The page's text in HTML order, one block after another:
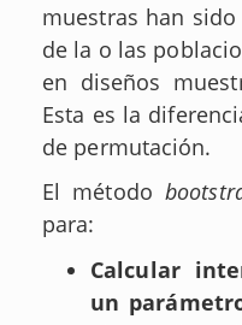
muestras han
de la o las
en diseños
Esta es la
de permutación.
El método
para:
Calcular
un